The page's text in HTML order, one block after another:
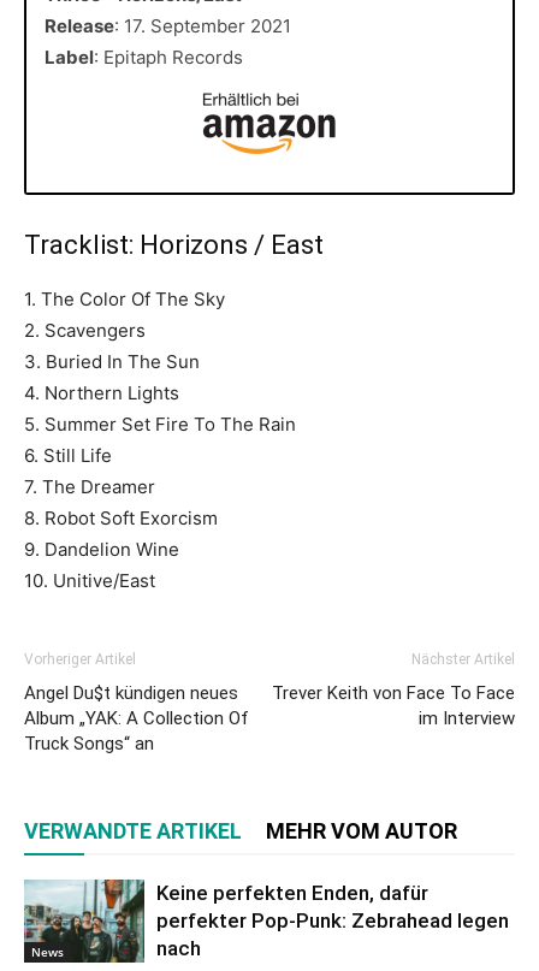
Release: 17. September 2021
Label: Epitaph Records
Tracklist: Horizons / East
1. The Color Of The Sky
2. Scavengers
3. Buried In The Sun
4. Northern Lights
5. Summer Set Fire To The Rain
6. Still Life
7. The Dreamer
8. Robot Soft Exorcism
9. Dandelion Wine
10. Unitive/East
Vorheriger Artikel
Angel Du$t kündigen neues
Album „YAK: A Collection Of
Truck Songs“ an
Nächster Artikel
Trever Keith von Face To Face
im Interview
VERWANDTE ARTIKEL MEHR VOM AUTOR
News
Keine perfekten Enden, dafür
perfekter Pop-Punk: Zebrahead legen
nach